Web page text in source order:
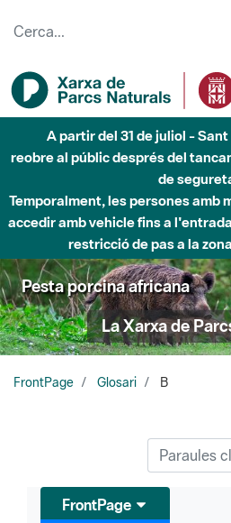
A partir del 31 de juliol -
reobre al públic després del
de
Temporalment, les persones amb
accedir amb vehicle fins a
restricció de pas a la
Pesta porcina africana
La Xarxa de
FrontPage Glosari B
FrontPage